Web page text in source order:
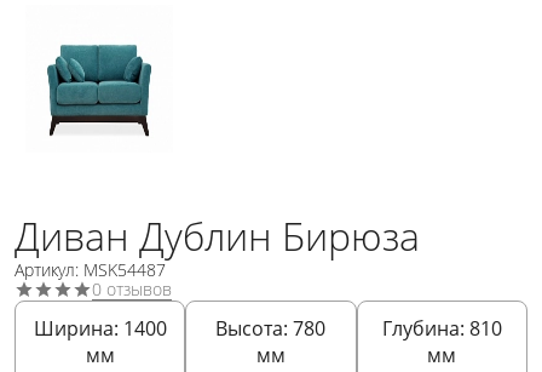
Диван Дублин Бирюза
Артикул: MSK54487
0 отзывов
Ширина: 1400
мм
Высота:780
мм
Глубина: 810
мм